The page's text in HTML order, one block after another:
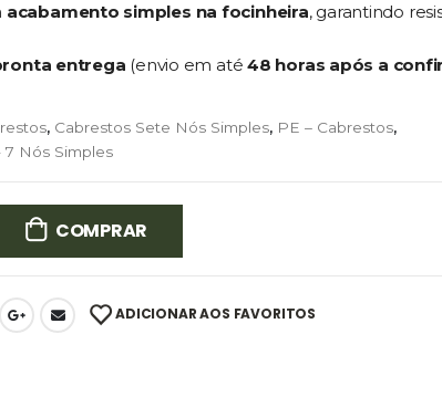
acabamento simples na focinheira, garantindo
entrega (envio em até48 horas após a
, Cabrestos Sete Nós Simples, PE – Cabrestos,
7 Nós Simples
COMPRAR
ADICIONAR AOS FAVORITOS